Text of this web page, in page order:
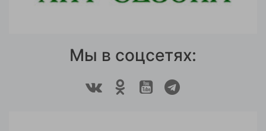
Мы в соцсетях: